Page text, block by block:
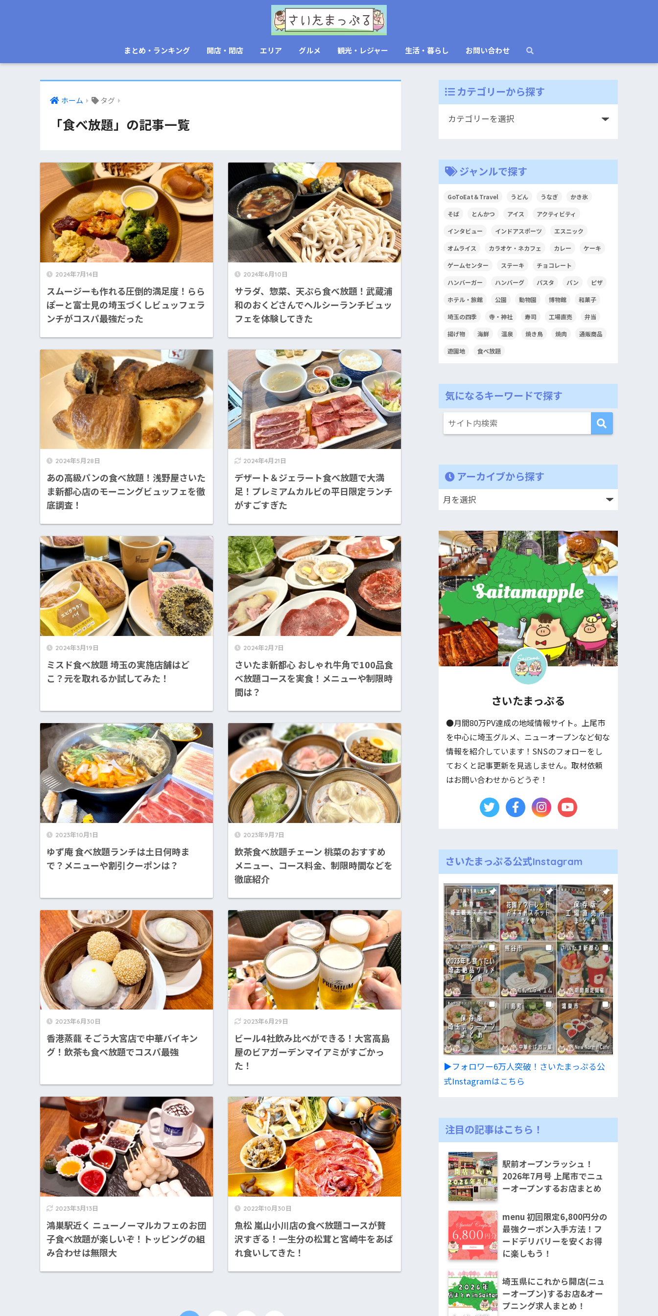
まとめ・ランキング 開店・閉店 エリア グルメ 観光・レジャー 生活・暮らし お問い合わせ
ホーム タグ
「食べ放題」の記事一覧
2024年7月14日
スムージーも作れる圧倒的満足度！らら
ぽーと富士見の埼玉づくしビュッフェラ
ンチがコスパ最強だった
2024年6月10日
サラダ、惣菜、天ぷら食べ放題！武蔵浦
和のおくどさんでヘルシーランチビュッ
フェを体験してきた
2024年5月28日
あの高級パンの食べ放題！浅野屋さいた
ま新都心店のモーニングビュッフェを徹
底調査！
2024年4月21日
デザート＆ジェラート食べ放題で大満
足！プレミアムカルビの平日限定ランチ
がすごすぎた
2024年3月19日
ミスド食べ放題 埼玉の実施店舗はど
こ？元を取れるか試してみた！
2024年2月7日
さいたま新都心 おしゃれ牛角で100品食
べ放題コースを実食！メニューや制限時
間は？
2023年10月1日
ゆず庵 食べ放題ランチは土日何時ま
で？メニューや割引クーポンは？
2023年9月7日
飲茶食べ放題チェーン 桃菜のおすすめ
メニュー、コース料金、制限時間などを
徹底紹介
2023年6月30日
香港蒸蘢 そごう大宮店で中華バイキン
グ！飲茶も食べ放題でコスパ最強
2023年6月29日
ビール4社飲み比べができる！大宮高島
屋のビアガーデンマイアミがすごかっ
た！
2023年3月13日
鴻巣駅近く ニューノーマルカフェのお団
子食べ放題が楽しいぞ！トッピングの組
み合わせは無限大
2022年10月30日
魚松 嵐山小川店の食べ放題コースが贅
沢すぎる！一生分の松茸と宮崎牛をあば
れ食いしてきた！
カテゴリーから探す
ジャンルで探す
GoToEat＆Travel うどん うなぎ かき氷
そば とんかつ アイス アクティビティ
インタビュー インドアスポーツ エスニック
オムライス カラオケ・ネカフェ カレー ケーキ
ゲームセンター ステーキ チョコレート
ハンバーガー ハンバーグ パスタ パン ピザ
ホテル・旅館 公園 動物園 博物館 和菓子
埼玉の四季 寺・神社 寿司 工場直売 弁当
揚げ物 海鮮 温泉 焼き鳥 焼肉 通販商品
遊園地 食べ放題
気になるキーワードで探す
アーカイブから探す
さいたまっぷる
●月間80万PV達成の地域情報サイト。上尾市
を中心に埼玉グルメ、ニューオープンなど旬な
情報を紹介しています！SNSのフォローをし
ておくと記事更新を見逃しません。取材依頼
はお問い合わせからどうぞ！
さいたまっぷる公式Instagram
▶︎フォロワー6万人突破！さいたまっぷる公
式Instagramはこちら
注目の記事はこちら！
駅前オープンラッシュ！
2026年7月号 上尾市でニュ
ーオープンするお店まとめ
menu 初回限定6,800円分の
最強クーポン入手方法！フ
ードデリバリーを安くお得
に楽しもう！
埼玉県にこれから開店(ニュ
ーオープン)するお店&オー
プニング求人まとめ！